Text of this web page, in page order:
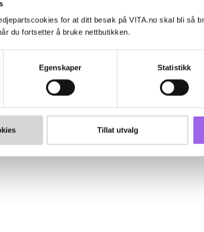
for at ditt besøk på VITA.no skal bli så
du fortsetter å bruke nettbutikken.
Egenskaper Statistikk
Tillat utvalg